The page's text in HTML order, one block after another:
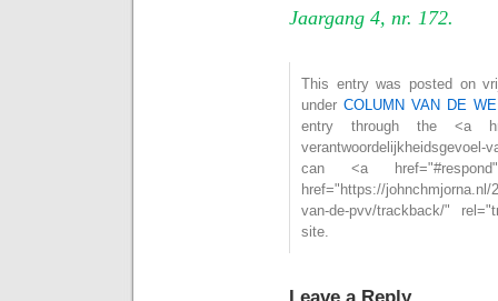
Jaargang 4, nr. 172.
This entry was posted on
under COLUMN VAN DE
entry through the <a
can <a
href="https://johnchmjorna.nl/
van-de-pvv/trackback/"
site.